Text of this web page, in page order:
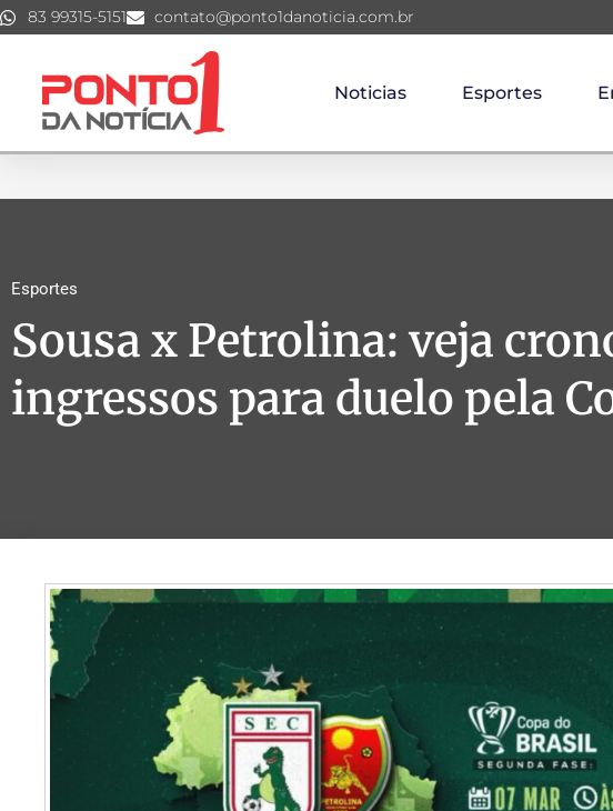
83 99315-5151 contato@ponto1danoticia.com.br
Noticias Esportes
Esportes
Sousa x Petrolina: veja
ingressos para duelo pela